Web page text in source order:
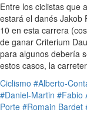
Entre los ciclistas que
estará el danés Jakob
10 en esta carrera
de ganar Criterium
para algunos debería
estos casos, la
Ciclismo #Alberto-
#Daniel-Martin #Fabio
Porte #Romain Bardet